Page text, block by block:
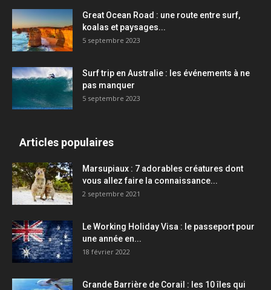
Great Ocean Road : une route entre surf,
koalas et paysages...
5 septembre 2023
Surf trip en Australie : les événements à ne
pas manquer
5 septembre 2023
Articles populaires
Marsupiaux : 7 adorables créatures dont
vous allez faire la connaissance...
2 septembre 2021
Le Working Holiday Visa : le passeport pour
une année en...
18 février 2022
Grande Barrière de Corail : les 10 îles qui